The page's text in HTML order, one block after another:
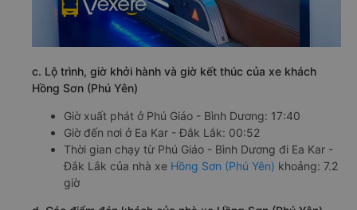
c. Lộ trình, giờ khởi hành và giờ kết thúc của xe khách
Hồng Sơn (Phú Yên)
Giờ xuất phát ở Phú Giáo - Bình Dương: 17:40
Giờ đến nơi ở Ea Kar - Đắk Lắk: 00:52
Thời gian chạy từ Phú Giáo - Bình Dương đi Ea Kar -
Đắk Lắk của nhà xe Hồng Sơn (Phú Yên) khoảng: 7.2
giờ